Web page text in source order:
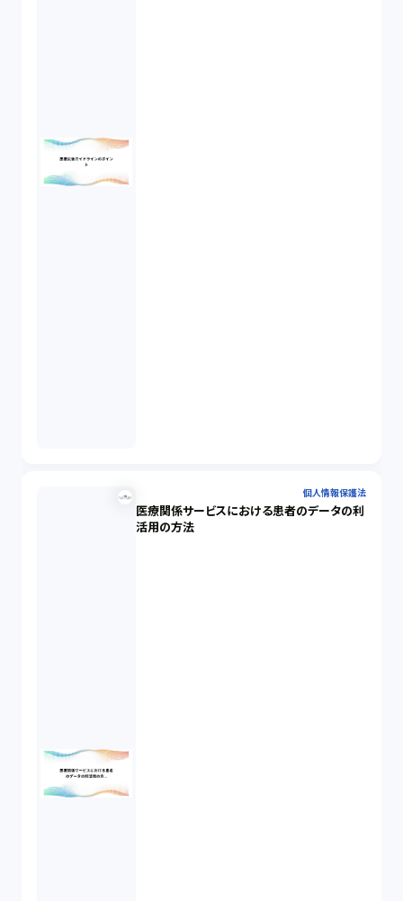
個人情報保護法
医療関係サービスにおける患者のデータの利
活用の方法